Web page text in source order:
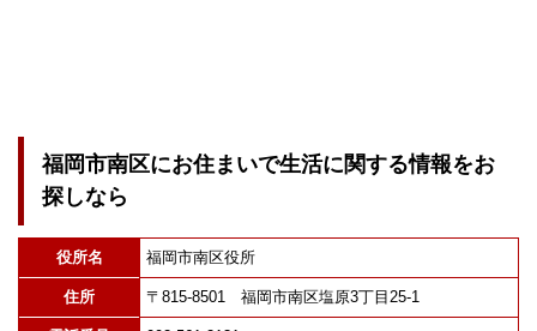
福岡市南区にお住まいで生活に関する情報をお
探しなら
役所名 福岡市南区役所
住所 〒815-8501 福岡市南区塩原3丁目25-1